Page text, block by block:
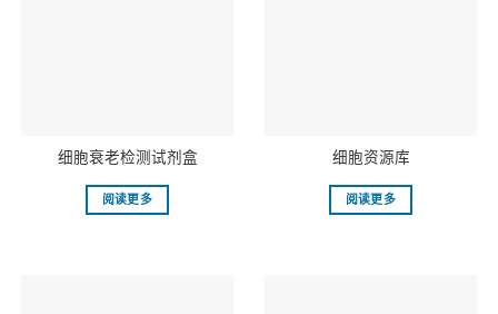
细胞衰老检测试剂盒
阅读更多
细胞资源库
阅读更多